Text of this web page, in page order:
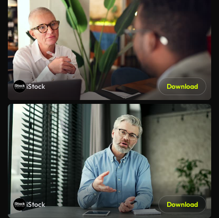
iStock Download
iStock Download